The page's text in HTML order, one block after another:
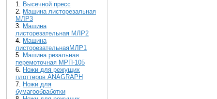
1. Высечной пресс
2. Машина листорезальная
МЛР3
3. Машина
листорезательная МЛР2
4. Машина
листорезательнаяМЛР1
5. Машина резальная
перемоточная МРП-105
6. Ножи для режущих
плоттеров ANAGRAPH
7. Ножи для
бумагообработки